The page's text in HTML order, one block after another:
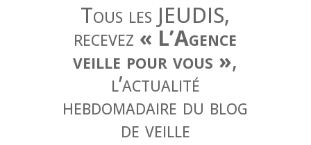
Tous les JEUDIS,
recevez « L’Agence
veille pour vous »,
l’actualité
hebdomadaire du blog
de veille